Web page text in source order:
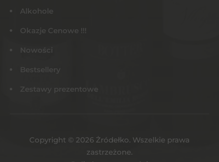
Alkohole
Okazje Cenowe !!!
Nowości
Bestsellery
Zestawy prezentowe
Copyright © 2026 Żródełko. Wszelkie prawa
zastrzeżone.